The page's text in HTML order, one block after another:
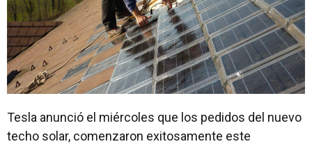
Tesla anunció el miércoles que los pedidos del nuevo
techo solar, comenzaron exitosamente este